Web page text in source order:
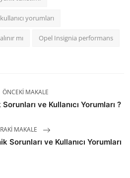
yorumları
mı Opel Insignia performans
ÖNCEKI MAKALE
ve Kullanıcı Yorumları ?
MAKALE
Sorunları ve Kullanıcı Yorumları